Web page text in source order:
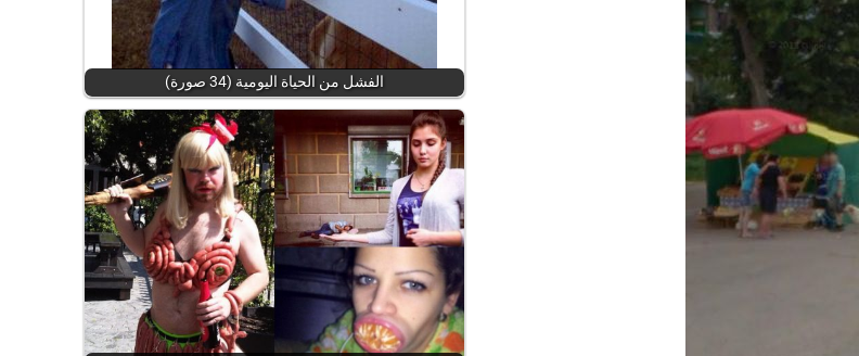
الفشل من الحياة اليومية (34 صورة)